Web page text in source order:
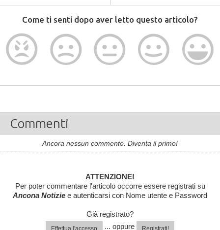
Come ti senti dopo aver letto questo articolo?
Commenti
Ancora nessun commento. Diventa il primo!
ATTENZIONE!
Per poter commentare l'articolo occorre essere registrati su
Ancona Notizie e autenticarsi con Nome utente e Password
Già registrato?
Effettua l'accesso ... oppure Registrati!